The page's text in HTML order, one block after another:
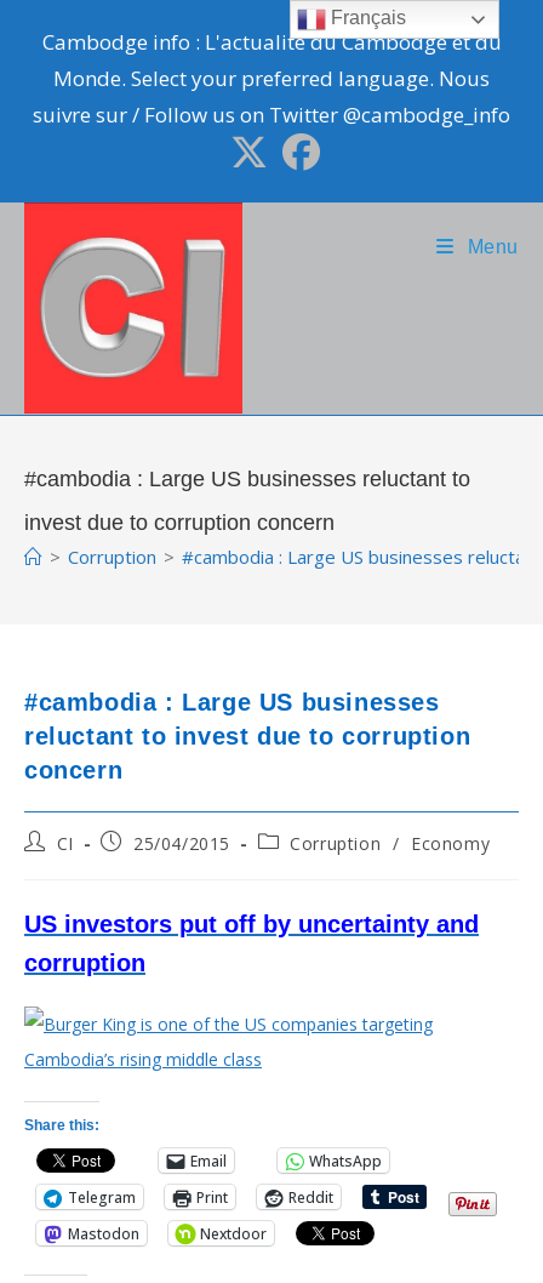
content
Cambodge info : L'actualité du Cambodge et du
Monde. Select your preferred language. Nous
suivre sur / Follow us on Twitter @cambodge_info
Menu
#cambodia : Large US businesses reluctant to
invest due to corruption concern
> Corruption > #cambodia : Large US businesses
#cambodia : Large US businesses
reluctant to invest due to corruption
concern
PostCI
Post25/04/2015
PostCorruption / Economy
US investors put off by uncertainty and
corruption
Share this:
Email
WhatsApp
Telegram
Print
Reddit
Mastodon
Nextdoor
Français